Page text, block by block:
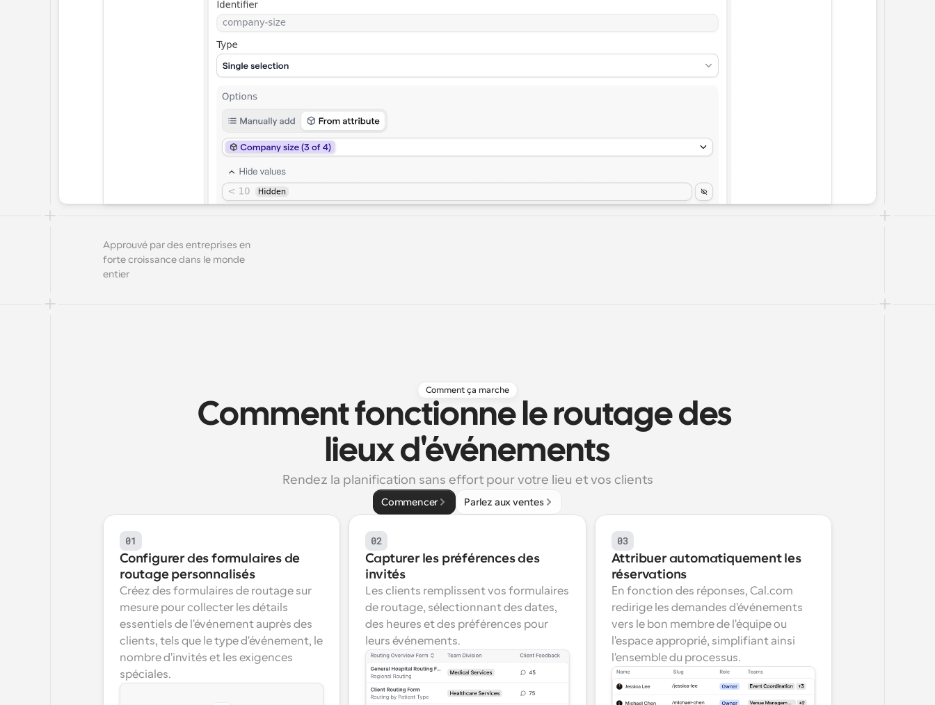
Approuvé par des entreprises en
forte croissance dans le monde
entier
Comment ça marche
Comment fonctionne le routage des
lieux d'événements
Rendez la planification sans effort pour votre lieu et vos clients
Commencer Parlez aux ventes
01
Configurer des formulaires de
routage personnalisés
Créez des formulaires de routage sur
mesure pour collecter les détails
essentiels de l'événement auprès des
clients, tels que le type d'événement, le
nombre d'invités et les exigences
spéciales.
02
Capturer les préférences des
invités
Les clients remplissent vos formulaires
de routage, sélectionnant des dates,
des heures et des préférences pour
leurs événements.
03
Attribuer automatiquement les
réservations
En fonction des réponses, Cal.com
redirige les demandes d'événements
vers le bon membre de l'équipe ou
l'espace approprié, simplifiant ainsi
l'ensemble du processus.